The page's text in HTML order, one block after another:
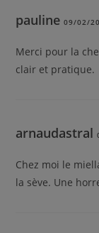
pauline09/02/
Merci pour la
clair et pratique.
arnaudastral
Chez moi le
la sève. Une